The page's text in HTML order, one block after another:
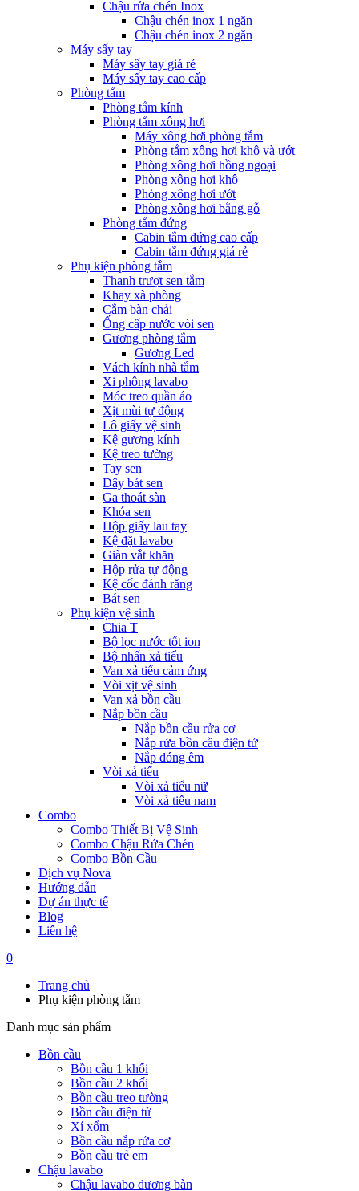
Chậu rửa chén Inox
Chậu chén inox 1 ngăn
Chậu chén inox 2 ngăn
Máy sấy tay
Máy sấy tay giá rẻ
Máy sấy tay cao cấp
Phòng tắm
Phòng tắm kính
Phòng tắm xông hơi
Máy xông hơi phòng tắm
Phòng tắm xông hơi khô và ướt
Phòng xông hơi hồng ngoại
Phòng xông hơi khô
Phòng xông hơi ướt
Phòng xông hơi bằng gỗ
Phòng tắm đứng
Cabin tắm đứng cao cấp
Cabin tắm đứng giá rẻ
Phụ kiện phòng tắm
Thanh trượt sen tắm
Khay xà phòng
Cắm bàn chải
Ống cấp nước vòi sen
Gương phòng tắm
Gương Led
Vách kính nhà tắm
Xi phông lavabo
Móc treo quần áo
Xịt mùi tự động
Lô giấy vệ sinh
Kệ gương kính
Kệ treo tường
Tay sen
Dây bát sen
Ga thoát sàn
Khóa sen
Hộp giấy lau tay
Kệ đặt lavabo
Giàn vắt khăn
Hộp rửa tự động
Kệ cốc đánh răng
Bát sen
Phụ kiện vệ sinh
Chia T
Bộ lọc nước tốt ion
Bộ nhấn xả tiểu
Van xả tiểu cảm ứng
Vòi xịt vệ sinh
Van xả bồn cầu
Nắp bồn cầu
Nắp bồn cầu rửa cơ
Nắp rửa bồn cầu điện tử
Nắp đóng êm
Vòi xả tiểu
Vòi xả tiểu nữ
Vòi xả tiểu nam
Combo
Combo Thiết Bị Vệ Sinh
Combo Chậu Rửa Chén
Combo Bồn Cầu
Dịch vụ Nova
Hướng dẫn
Dự án thực tế
Blog
Liên hệ
0
Trang chủ
Phụ kiện phòng tắm
Danh mục sản phẩm
Bồn cầu
Bồn cầu 1 khối
Bồn cầu 2 khối
Bồn cầu treo tường
Bồn cầu điện tử
Xí xổm
Bồn cầu nắp rửa cơ
Bồn cầu trẻ em
Chậu lavabo
Chậu lavabo dương bàn